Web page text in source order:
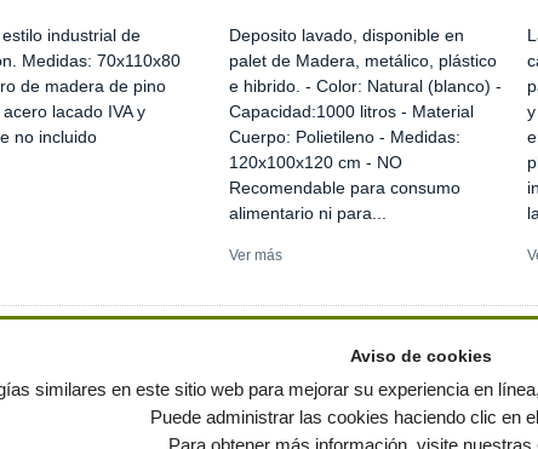
industrial de
Medidas: 70x110x80
de madera de pino
lacado IVA y
no incluido
Deposito lavado, disponible en
palet de Madera, metálico, plástico
e hibrido. - Color: Natural (blanco) -
Capacidad:1000 litros - Material
Cuerpo: Polietileno - Medidas:
120x100x120 cm - NO
Recomendable para consumo
alimentario ni para...
Ver más
los derechos reservados- Política de privacidad|Condiciones de uso| Contacto|
Aviso de cookies
similares en este sitio web para mejorar su experiencia en
Puede administrar las cookies haciendo clic en
Para obtener más información, visite nuestras